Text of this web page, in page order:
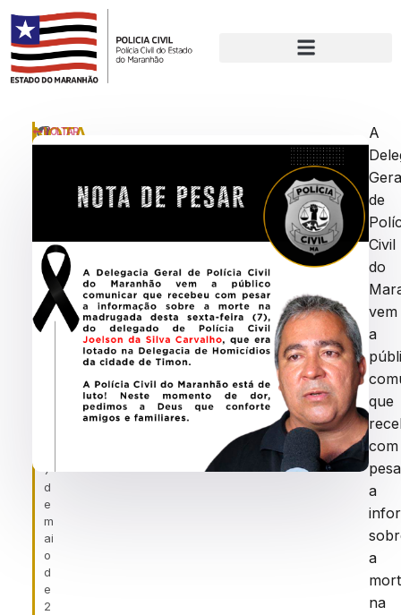
P
u
e
m
:
s
e
7
d
e
m
ai
o
d
e
2
NOTA
PESAR
VOLTAR
A
de
Civil
do
vem
a
que
com
a
a
na